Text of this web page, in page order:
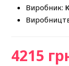
Виробник:
4215